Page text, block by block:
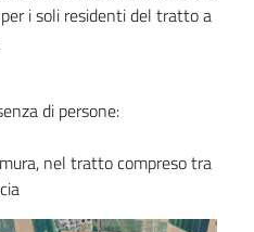
i soli residenti del tratto a
di persone:
nel tratto compreso tra